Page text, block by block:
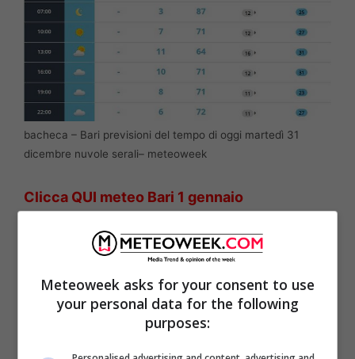
bacheca – Bari previsioni del tempo di oggi martedì 31
dicembre nuvole serali– meteoweek
Clicca QUI meteo Bari 1 gennaio
Meteoweek asks for your consent to use
your personal data for the following
purposes: